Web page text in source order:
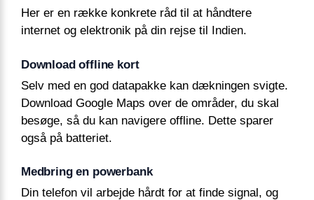
Her er en række konkrete råd til at håndtere
internet og elektronik på din rejse til Indien.
Download offline kort
Selv med en god datapakke kan dækningen svigte.
Download Google Maps over de områder, du skal
besøge, så du kan navigere offline. Dette sparer
også på batteriet.
Medbring en powerbank
Din telefon vil arbejde hårdt for at finde signal, og